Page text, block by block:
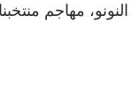
النونو، مهاجم